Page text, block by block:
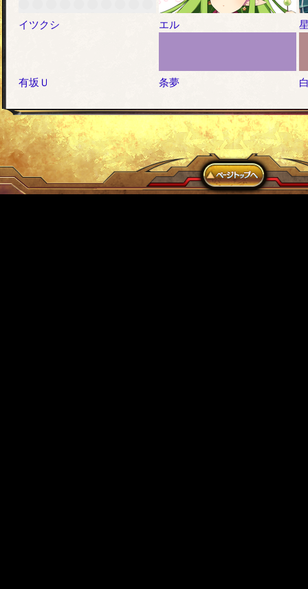
イツクシ エル
有坂Ｕ 条夢